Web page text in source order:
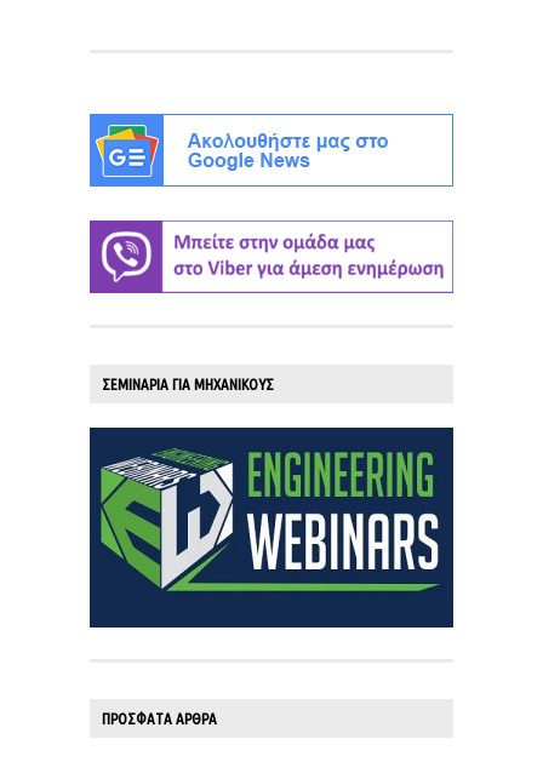
ΣΕΜΙΝΑΡΙΑ ΓΙΑ ΜΗΧΑΝΙΚΟΥΣ
ΠΡΟΣΦΑΤΑ ΑΡΘΡΑ